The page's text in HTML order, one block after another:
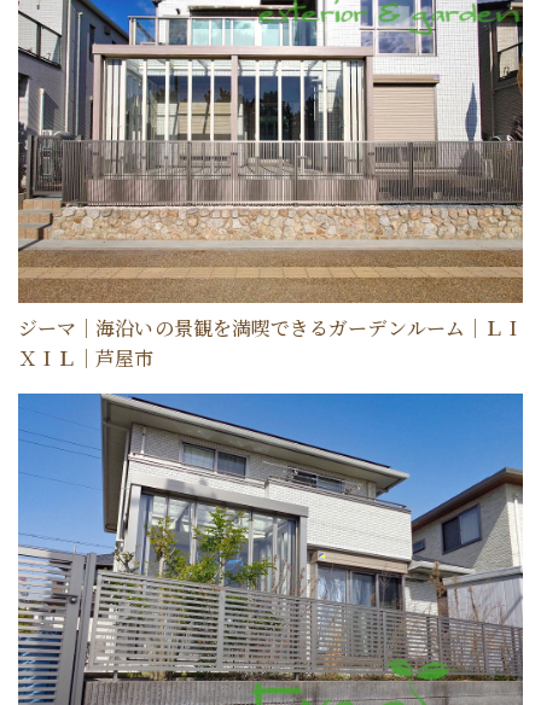
ジーマ｜海沿いの景観を満喫できるガーデンルーム｜ＬＩ
ＸＩＬ｜芦屋市